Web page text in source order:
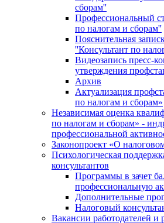
сборам''
Профессиональный
по налогам и сборам''
Пояснительная
''Консультант по
Видеозапись пресс-
утверждения
Архив
Актуализация
по налогам и сборам»
Независимая оценка
по налогам и сборам» -
профессиональной
Законопроект «О
Психологическая
консультантов
Программы в зачет
профессиональную
Дополнительные
Налоговый
Вакансии работодателей и